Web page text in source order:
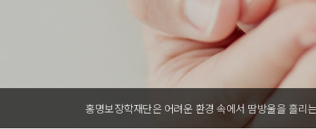
홍명보장학재단은 어려운 환경 속에서 땀방울을 흘리